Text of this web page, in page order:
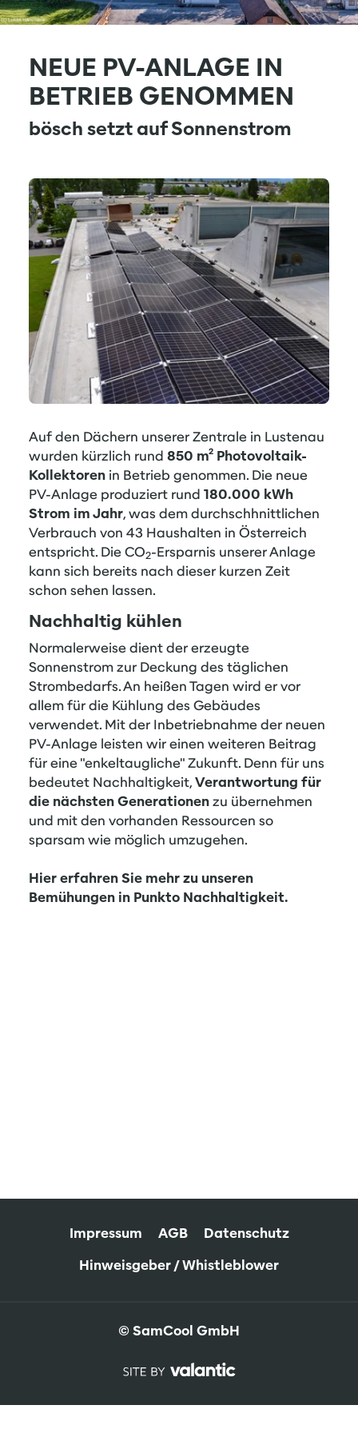
NEUE PV-ANLAGE IN
BETRIEB GENOMMEN
bösch setzt auf Sonnenstrom
Auf den Dächern unserer Zentrale in Lustenau
wurden kürzlich rund 850 m² Photovoltaik-
Kollektoren in Betrieb genommen. Die neue
PV-Anlage produziert rund 180.000 kWh
Strom im Jahr, was dem durchschhnittlichen
Verbrauch von 43 Haushalten in Österreich
entspricht. Die CO2-Ersparnis unserer Anlage
kann sich bereits nach dieser kurzen Zeit
schon sehen lassen.
Nachhaltig kühlen
Normalerweise dient der erzeugte
Sonnenstrom zur Deckung des täglichen
Strombedarfs. An heißen Tagen wird er vor
allem für die Kühlung des Gebäudes
verwendet. Mit der Inbetriebnahme der neuen
PV-Anlage leisten wir einen weiteren Beitrag
für eine "enkeltaugliche" Zukunft. Denn für uns
bedeutet Nachhaltigkeit,Verantwortung für
die nächsten Generationenzu übernehmen
und mit den vorhanden Ressourcen so
sparsam wie möglich umzugehen.
Hier erfahren Sie mehrzu unseren
Bemühungen in Punkto Nachhaltigkeit.
Impressum AGB
Datenschutz
Hinweisgeber / Whistleblower
© SamCool GmbH